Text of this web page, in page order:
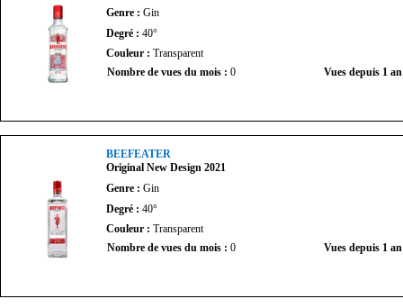
Genre : Gin
Degré : 40°
Couleur : Transparent
Nombre de vues du mois : 0 Vues depuis 1
BEEFEATER
Original New Design 2021
Genre : Gin
Degré : 40°
Couleur : Transparent
Nombre de vues du mois : 0 Vues depuis 1